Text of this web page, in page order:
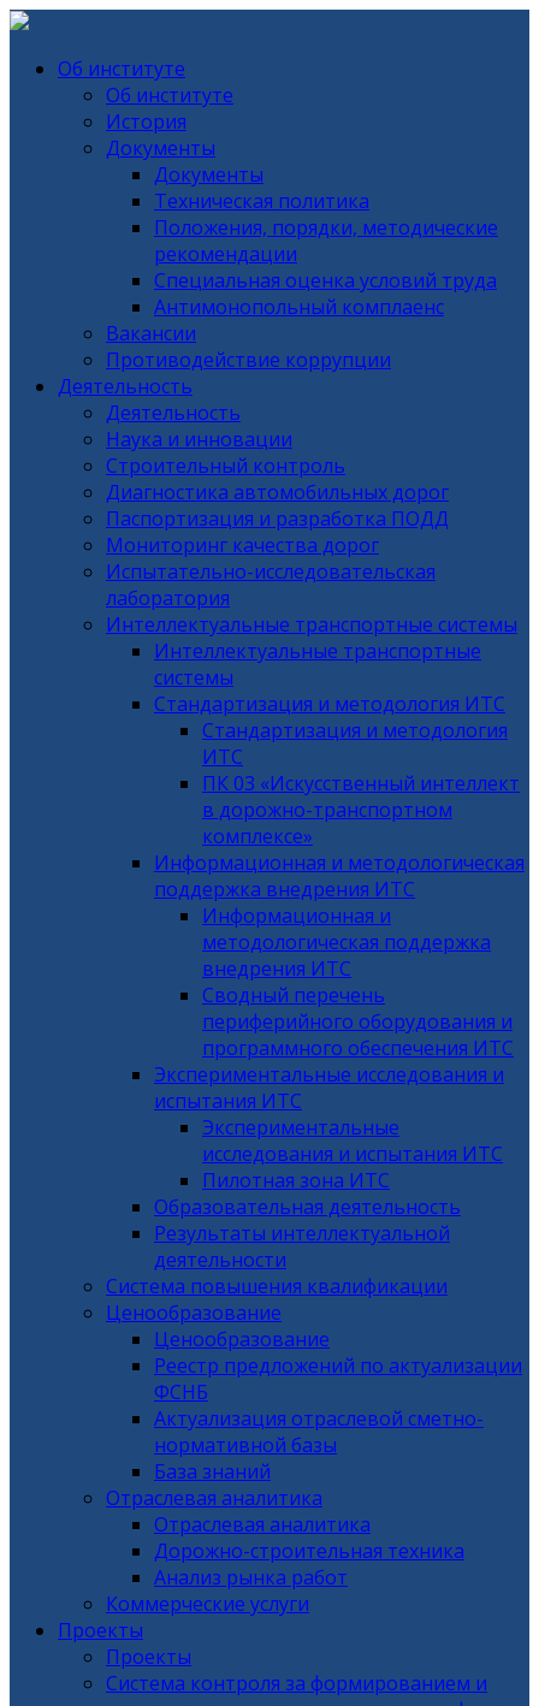
Об институте
Об институте
История
Документы
Документы
Техническая политика
Положения, порядки, методические
рекомендации
Специальная оценка условий труда
Антимонопольный комплаенс
Вакансии
Противодействие коррупции
Деятельность
Деятельность
Наука и инновации
Строительный контроль
Диагностика автомобильных дорог
Паспортизация и разработка ПОДД
Мониторинг качества дорог
Испытательно-исследовательская
лаборатория
Интеллектуальные транспортные системы
Интеллектуальные транспортные
системы
Стандартизация и методология ИТС
Стандартизация и методология
ИТС
ПК 03 «Искусственный интеллект
в дорожно-транспортном
комплексе»
Информационная и методологическая
поддержка внедрения ИТС
Информационная и
методологическая поддержка
внедрения ИТС
Сводный перечень
периферийного оборудования и
программного обеспечения ИТС
Экспериментальные исследования и
испытания ИТС
Экспериментальные
исследования и испытания ИТС
Пилотная зона ИТС
Образовательная деятельность
Результаты интеллектуальной
деятельности
Система повышения квалификации
Ценообразование
Ценообразование
Реестр предложений по актуализации
ФСНБ
Актуализация отраслевой сметно-
нормативной базы
База знаний
Отраслевая аналитика
Отраслевая аналитика
Дорожно-строительная техника
Анализ рынка работ
Коммерческие услуги
Проекты
Проекты
Система контроля за формированием и